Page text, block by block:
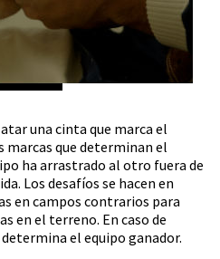
una cinta que marca el
marcas que determinan el
ha arrastrado al otro fuera de
Los desafíos se hacen en
en campos contrarios para
en el terreno. En caso de
el equipo ganador.